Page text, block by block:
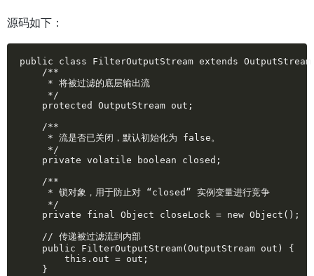
源码如下：
public class FilterOutputStream extends OutputStream
/**
* 将被过滤的底层输出流
*/
protected OutputStream out;
/**
* 流是否已关闭，默认初始化为 false。
*/
private volatile boolean closed;
/**
* 锁对象，用于防止对 “closed” 实例变量进行竞争
*/
private final Object closeLock = new Object();
// 传递被过滤流到内部
public FilterOutputStream(OutputStream out) {
this.out = out;
}